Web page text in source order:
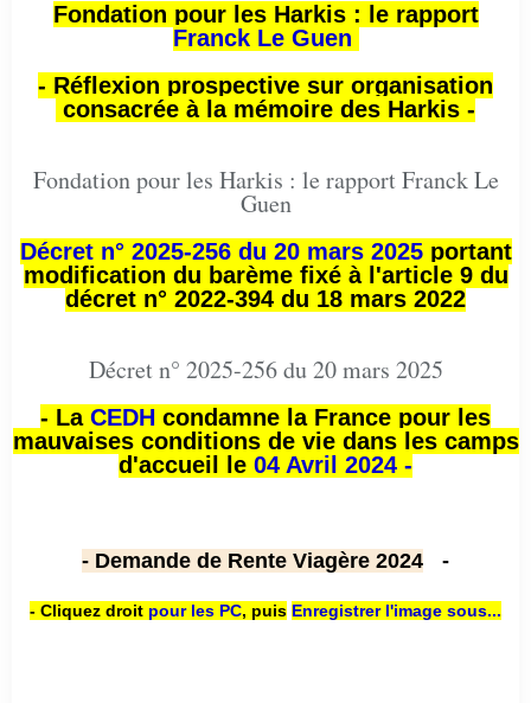
Fondation pour les Harkis : le rapport
Franck Le Guen
- Réflexion prospective sur organisation
consacrée à la mémoire des Harkis -
Fondation pour les Harkis : le rapport Franck Le
Guen
Décret n° 2025-256 du 20 mars 2025portant
modification du barème fixé à l'article 9 du
décret n° 2022-394 du 18 mars 2022
Décret n° 2025-256 du 20 mars 2025
- La CEDH condamne la France pour les
mauvaises conditions de vie dans les camps
d'accueil le 04 Avril 2024 -
- Demande de Rente Viagère 2024 -
- Cliquez droit pour les PC, puis Enregistrer l'image sous...